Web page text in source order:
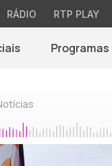
RÁDIO RTP PLAY
Programas